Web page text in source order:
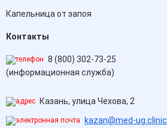
Капельница от запоя
Контакты
8 (800) 302-73-25
(информационная служба)
Казань, улица Чехова, 2
kazan@med-ug.clinic